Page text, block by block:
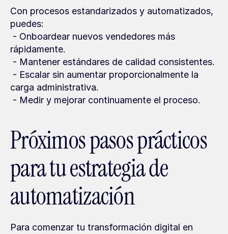
Con procesos estandarizados y automatizados,
puedes:
rápidamente.
- Mantener estándares de calidad consistentes.
carga administrativa.
- Medir y mejorar continuamente el proceso.
Próximos pasos prácticos
para tu estrategia de
automatización
Para comenzar tu transformación digital en